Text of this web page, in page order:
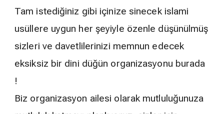
Tam istediğiniz gibi içinize sinecek islami
usüllere uygun her şeyiyle özenle düşünülmüş
sizleri ve davetlilerinizi memnun edecek
eksiksiz bir dini düğün organizasyonu burada
!
Biz organizasyon ailesi olarak mutluluğunuza